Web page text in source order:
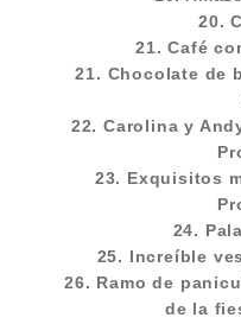
20.
21. Café
21. Chocolate de
22. Carolina y
23. Exquisitos
24.
25. Increíble
26. Ramo de
de la